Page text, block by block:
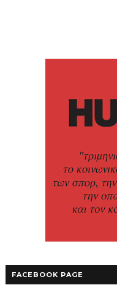
FACEBOOK PAGE